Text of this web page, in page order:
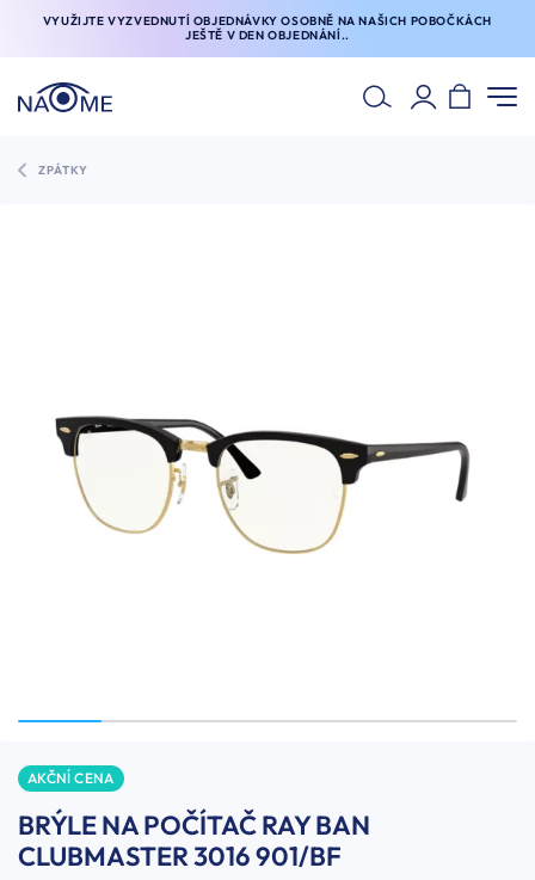
VYUŽIJTE VYZVEDNUTÍ OBJEDNÁVKY OSOBNĚ NA NAŠICH POBOČKÁCH
JEŠTĚ V DEN OBJEDNÁNÍ..
ZPÁTKY
AKČNÍ CENA
BRÝLE NA POČÍTAČ RAY BAN
CLUBMASTER 3016 901/BF